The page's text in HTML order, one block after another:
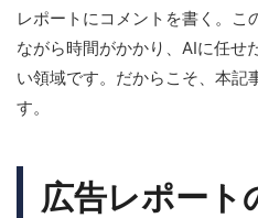
レポートにコメントを書く。こ
ながら時間がかかり、AIに任せ
い領域です。だからこそ、本
す。
広告レポート